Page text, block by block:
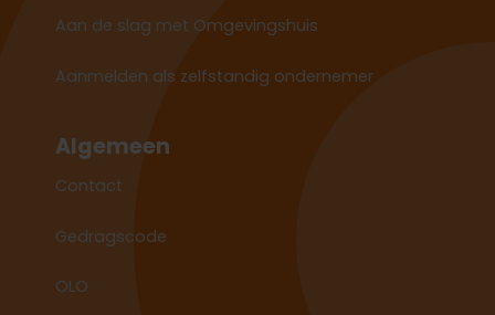
Aan de slag met Omgevingshuis
Aanmelden als zelfstandig ondernemer
Algemeen
Contact
Gedragscode
OLO